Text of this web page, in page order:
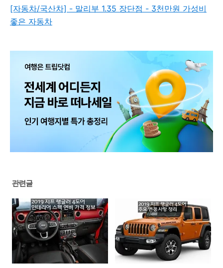
[자동차/국산차] - 말리부 1.35 장단점 - 3천만원 가성비
좋은 자동차
관련글